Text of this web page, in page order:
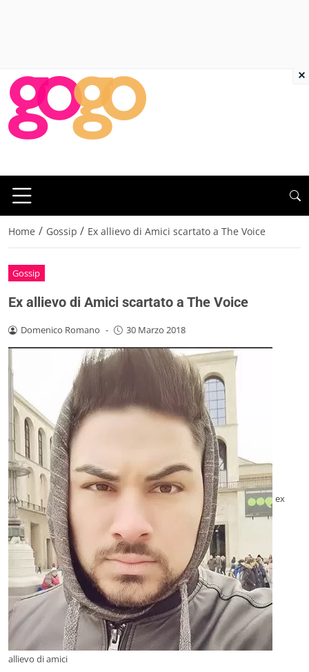
Home / Gossip / Ex allievo di Amici scartato a The Voice
Gossip
Ex allievo di Amici scartato a The Voice
Domenico Romano - 30 Marzo 2018
ex
allievo di amici
×